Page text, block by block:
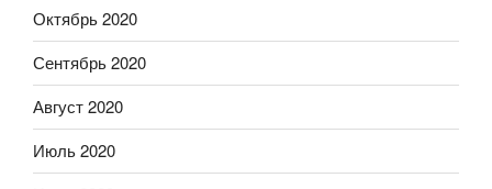
Октябрь 2020
Сентябрь 2020
Август 2020
Июль 2020